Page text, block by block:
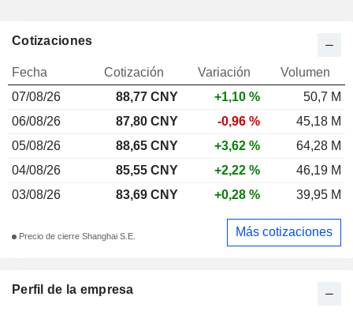
Perfil de la empresa
Cotizaciones
Fecha Cotización Variación
Volumen
07/08/26
88,77 CNY +1,10 %
50,7 M
06/08/26
87,80 CNY -0,96 %
45,18 M
05/08/26
88,65 CNY +3,62 %
64,28 M
04/08/26
85,55 CNY +2,22 %
46,19 M
03/08/26
83,69 CNY +0,28 % 39,95 M
Precio de cierre Shanghai S.E. Más cotizaciones